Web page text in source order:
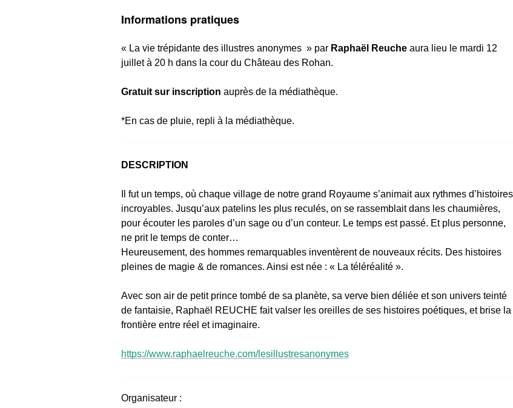
Informations pratiques
« La vie trépidante des illustres anonymes » par Raphaël Reucheaura lieu le mardi 12
juillet à 20 h dans la cour du Château des Rohan.
Gratuit sur inscription auprès de la médiathèque.
*En cas de pluie, repli à la médiathèque.
DESCRIPTION
Il fut un temps, où chaque village de notre grand Royaume s’animait aux rythmes d’histoires
incroyables. Jusqu’aux patelins les plus reculés, on se rassemblait dans les chaumières,
pour écouter les paroles d’un sage ou d’un conteur. Le temps est passé. Et plus personne,
ne prit le temps de conter…
Heureusement, des hommes remarquables inventèrent de nouveaux récits. Des histoires
pleines de magie & de romances. Ainsi est née : « La téléréalité ».
Avec son air de petit prince tombé de sa planète, sa verve bien déliée et son univers teinté
de fantaisie, Raphaël REUCHE fait valser les oreilles de ses histoires poétiques, et brise la
frontière entre réel et imaginaire.
https://www.raphaelreuche.com/lesillustresanonymes
Organisateur :